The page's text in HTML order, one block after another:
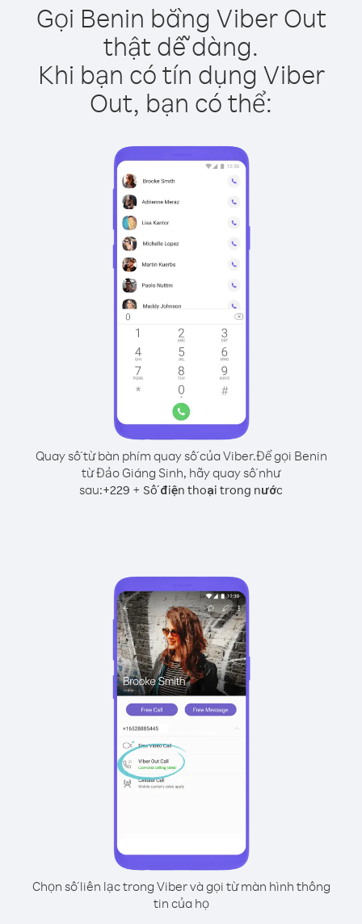
Gọi Benin bằng Viber Out
thật dễ dàng.
Khi bạn có tín dụng Viber
Out, bạn có thể:
Quay số từ bàn phím quay số của Viber.Để gọi Benin
từ Đảo Giáng Sinh, hãy quay số như
sau:+229 + Số điện thoại trong nước
Chọn số liên lạc trong Viber và gọi từ màn hình thông
tin của họ